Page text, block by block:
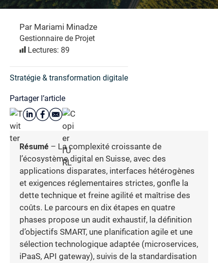
Par Mariami Minadze
Gestionnaire de Projet
Lectures: 89
Stratégie & transformation digitale
Partager l’article
Résumé – La complexité croissante de
l’écosystème digital en Suisse, avec des
applications disparates, interfaces hétérogènes
et exigences réglementaires strictes, gonfle la
dette technique et freine agilité et maîtrise des
coûts. Le parcours en dix étapes en quatre
phases propose un audit exhaustif, la définition
d’objectifs SMART, une planification agile et une
sélection technologique adaptée (microservices,
iPaaS, API gateway), suivis de la standardisation